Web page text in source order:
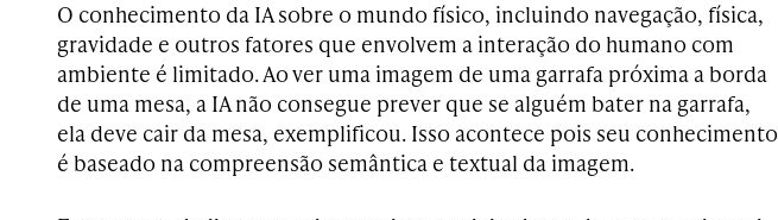
O conhecimento da IA sobre o mundo físico, incluindo navegação, física,
gravidade e outros fatores que envolvem a interação do humano com
ambiente é limitado. Ao ver uma imagem de uma garrafa próxima a borda
de uma mesa, a IA não consegue prever que se alguém bater na garrafa,
ela deve cair da mesa, exemplificou. Isso acontece pois seu conhecimento
é baseado na compreensão semântica e textual da imagem.